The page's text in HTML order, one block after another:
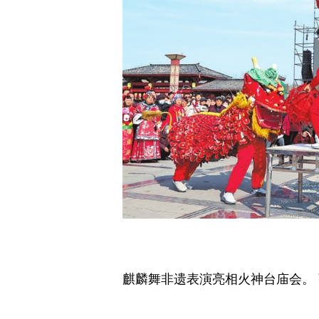
麒麟舞非遗表演亮相火神台庙会。